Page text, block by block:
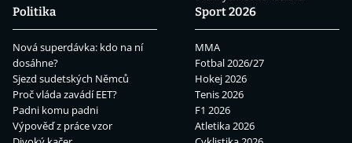
Politika
Nová superdávka: kdo na ní
dosáhne?
Sjezd sudetských Němců
Proč vláda zavádí EET?
Padni komu padni
Výpověď z práce vzor
Sport 2026
MMA
Fotbal 2026/27
Hokej 2026
Tenis 2026
F1 2026
Atletika 2026